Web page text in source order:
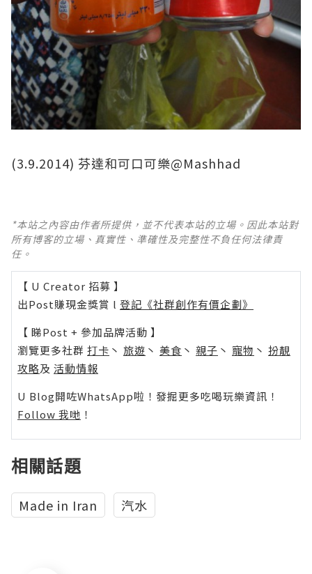
(3.9.2014) 芬達和可口可樂@Mashhad
*本站之內容由作者所提供，並不代表本站的立場。因此本站對
所有博客的立場、真實性、準確性及完整性不負任何法律責
任。
【 U Creator 招募 】
出Post賺現金獎賞 l 登記《社群創作有價企劃》
【 睇Post + 參加品牌活動 】
瀏覽更多社群 打卡 丶 旅遊 丶 美食 丶 親子 丶 寵物 丶 扮靚
攻略及 活動情報
U Blog開咗WhatsApp啦！發掘更多吃喝玩樂資訊！
Follow 我哋 ！
相關話題
Made in Iran 汽水